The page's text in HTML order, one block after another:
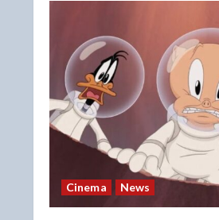
Cinema
News